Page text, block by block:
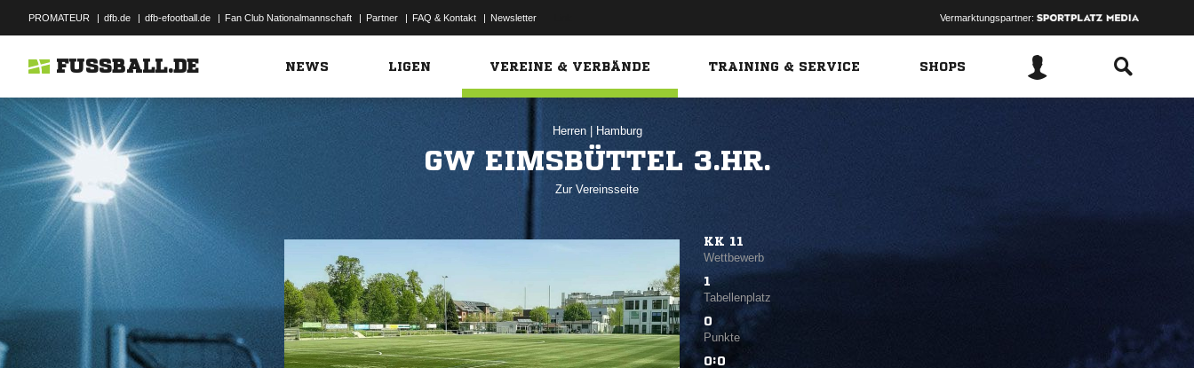
PROMATEUR | dfb.de | dfb-efootball.de | Fan Club Nationalmannschaft | Partner | FAQ & Kontakt | Newsletter Vermarktungspartner:
FUSSBALL.DE NEWS LIGEN VEREINE & VERBÄNDE TRAINING & SERVICE SHOPS
Herren Hamburg
GW EIMSBÜTTEL 3.HR.
Zur Vereinsseite
KK 11
Wettbewerb
1
Tabellenplatz
0
Punkte
0:0